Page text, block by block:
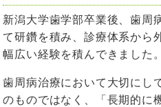
新潟大学歯学部卒業後、歯周
て研鑽を積み、診療体系から
幅広い経験を積んできました。
歯周病治療において大切にし
のものではなく、「長期的に